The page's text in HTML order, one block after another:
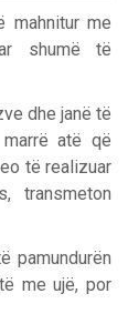
mahnitur me
shumë të
dhe janë të
atë që
të realizuar
transmeton
pamundurën
me ujë, por